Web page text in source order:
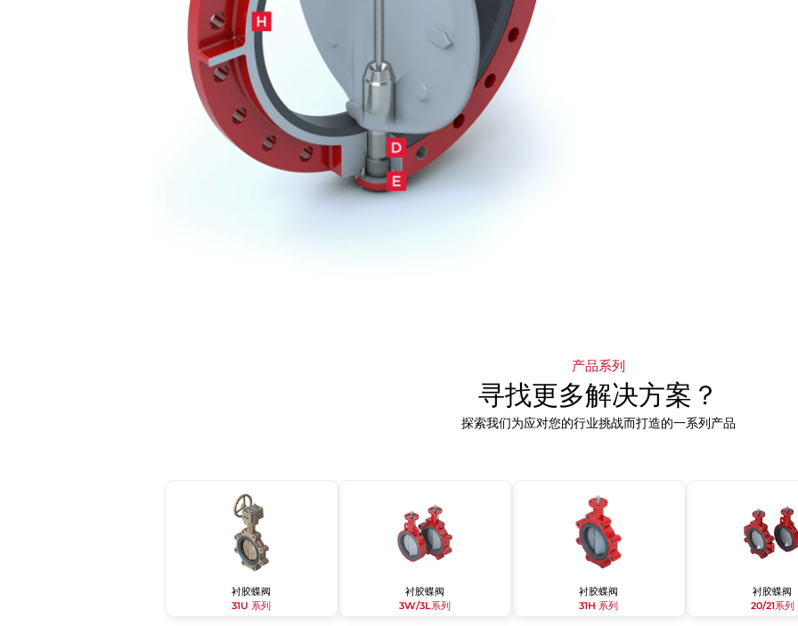
产品系列
寻找更多解决方案？
探索我们为应对您的行业挑战而打造的一系列产品
衬胶蝶阀
31U 系列
衬胶蝶阀
3W/3L系列
衬胶蝶阀
31H 系列
衬胶蝶阀
20/21系列